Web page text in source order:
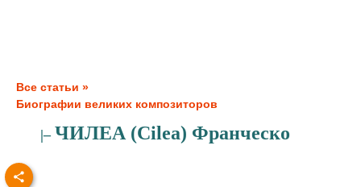
Все статьи »
Биографии великих композиторов
|– ЧИЛЕА (Cilea) Франческо